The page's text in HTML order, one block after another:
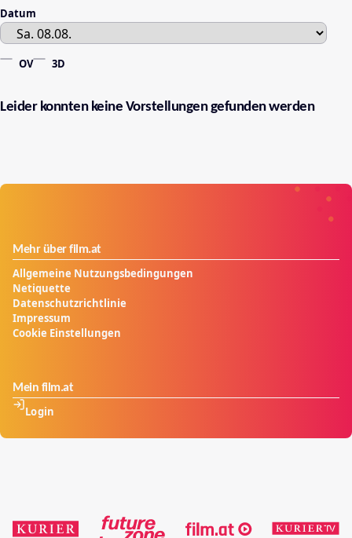
Datum
OV 3D
Leider konnten keine Vorstellungen gefunden werden
Mehr über film.at
Allgemeine Nutzungsbedingungen
Netiquette
Datenschutzrichtlinie
Impressum
Cookie Einstellungen
Mein film.at
Login